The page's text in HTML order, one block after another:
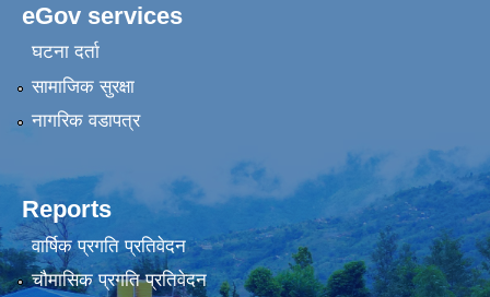
eGov services
घटना दर्ता
सामाजिक सुरक्षा
नागरिक वडापत्र
Reports
वार्षिक प्रगति प्रतिवेदन
चौमासिक प्रगति प्रतिवेदन